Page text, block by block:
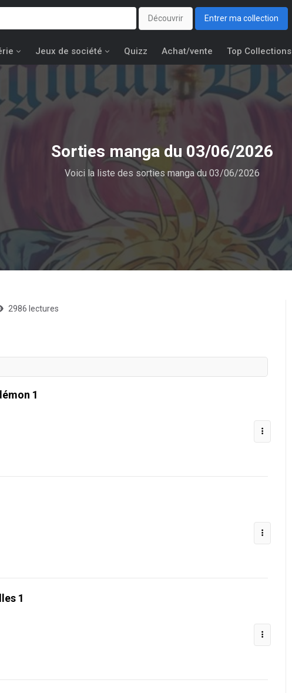
Découvrir Entrer ma collection
Jeux de société Quizz Achat/vente Top Collections
Sorties manga du 03/06/2026
Voici la liste des sorties manga du 03/06/2026
2986 lectures
1
1